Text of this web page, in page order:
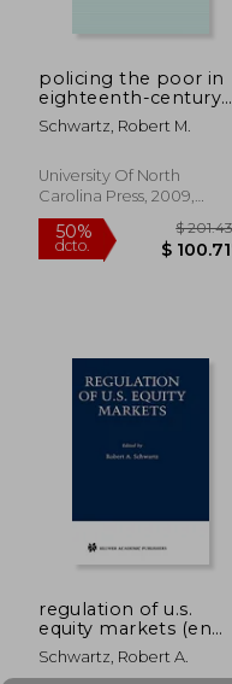
dcto. $
policing the poor in
eighteenth-century
france (en Inglés)
Schwartz, Robert M.
University Of North
Carolina Press, 2009,
Nuevo
regulation of u.s.
equity markets (en
Inglés)
Schwartz, Robert A.